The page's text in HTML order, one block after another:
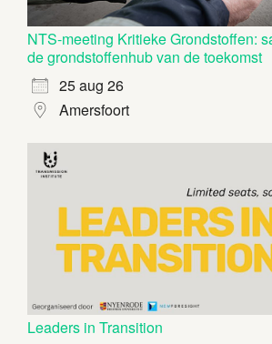
NTS-meeting Kritieke Grondstoffen:
de grondstoffenhub van de toekomst
25 aug 26
Amersfoort
Leaders in Transition